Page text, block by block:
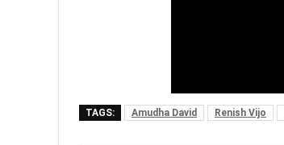
TAGS: Amudha David Renish Vijo